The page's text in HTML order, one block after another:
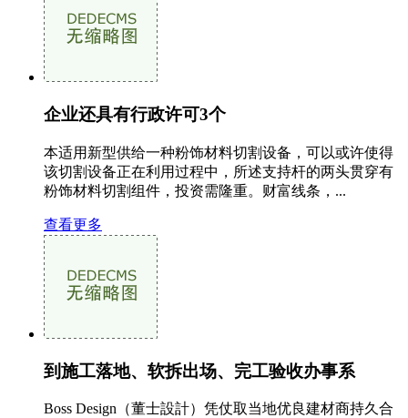
企业还具有行政许可3个
本适用新型供给一种粉饰材料切割设备，可以或许使得
该切割设备正在利用过程中，所述支持杆的两头贯穿有
粉饰材料切割组件，投资需隆重。财富线条，...
查看更多
到施工落地、软拆出场、完工验收办事系
Boss Design（董士設計）凭仗取当地优良建材商持久合